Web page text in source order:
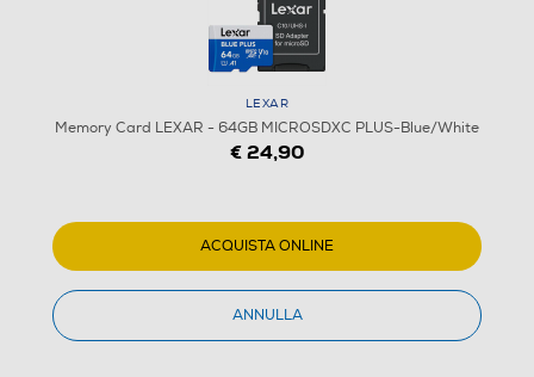
1/3
LEXAR - 64GB MICROSDXC PLUS-Blue/White
LEXAR
Memory Card LEXAR - 64GB MICROSDXC PLUS-Blue/White
€ 24,90
ACQUISTA ONLINE
ANNULLA